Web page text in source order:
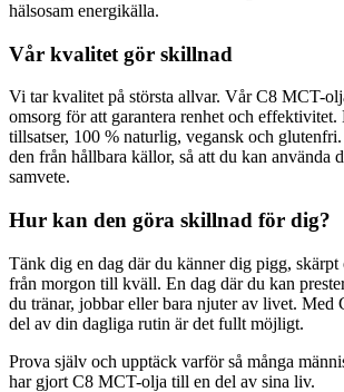
hälsosam energikälla.
Vår kvalitet gör skillnad
Vi tar kvalitet på största allvar. Vår C8 MCT-
omsorg för att garantera renhet och
tillsatser, 100 % naturlig, vegansk och
den från hållbara källor, så att du kan använda
samvete.
Hur kan den göra skillnad för dig?
Tänk dig en dag där du känner dig pigg,
från morgon till kväll. En dag där du kan
du tränar, jobbar eller bara njuter av livet. Med
del av din dagliga rutin är det fullt möjligt.
Prova själv och upptäck varför så många
har gjort C8 MCT-olja till en del av sina liv.